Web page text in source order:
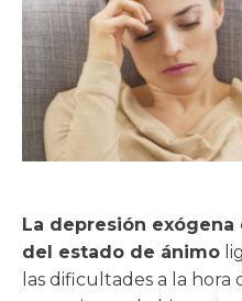
La depresión
del estado de ánimo
las dificultades a la